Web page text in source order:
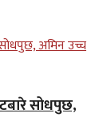
सोधपुछ,